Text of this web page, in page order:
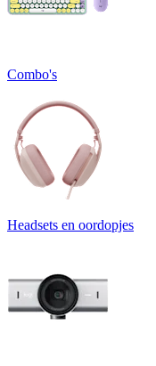
Combo's
Headsets en oordopjes